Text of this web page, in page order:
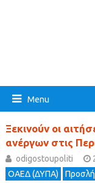
Menu
Ξεκινούν οι
ανέργων στις
odigostoupoliti
ΟΑΕΔ (ΔΥΠΑ)